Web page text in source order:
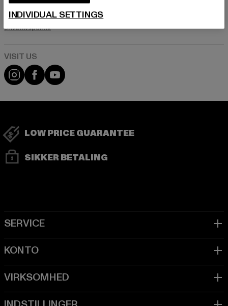
Oplysninger om, hvordan DefShop håndterer dine data, kan findes i
privatlivspolitik
Visit our Instagram page:
Visit our Facebook page:
Visit our YouTube channel:
LOW PRICE GUARANTEE
SIKKER BETALING
INDIVIDUAL SETTINGS